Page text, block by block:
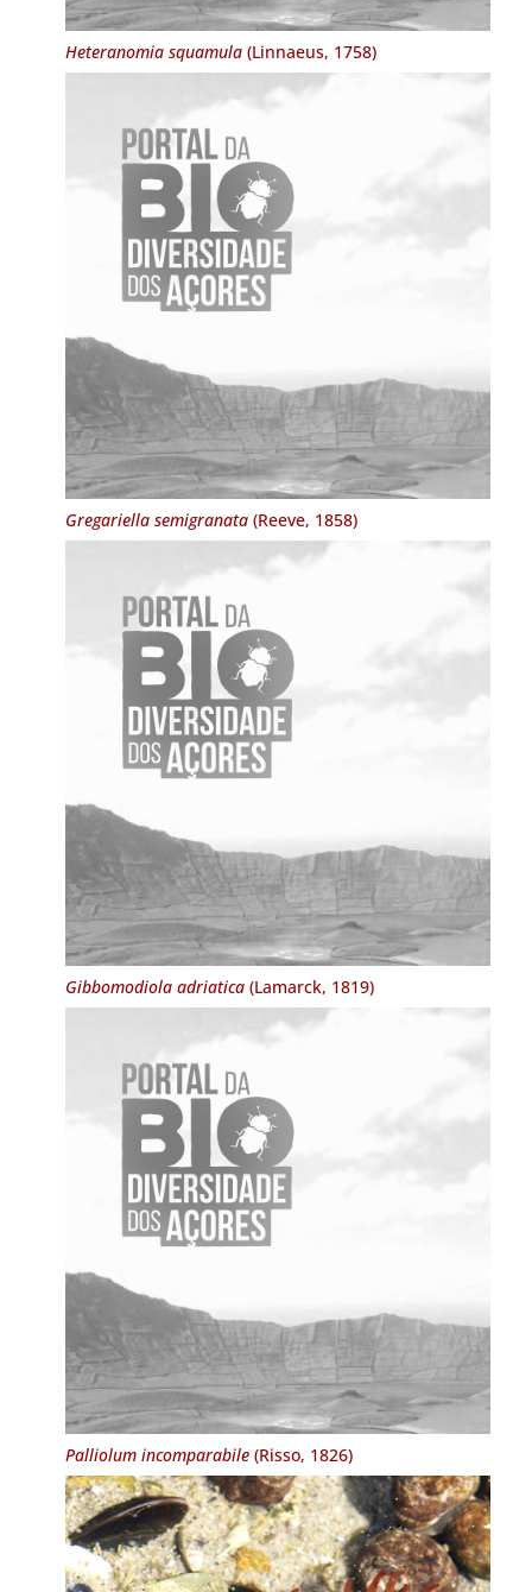
Heteranomia squamula(Linnaeus, 1758)
Gregariella semigranata(Reeve, 1858)
Gibbomodiola adriatica(Lamarck, 1819)
Palliolum incomparabile(Risso, 1826)